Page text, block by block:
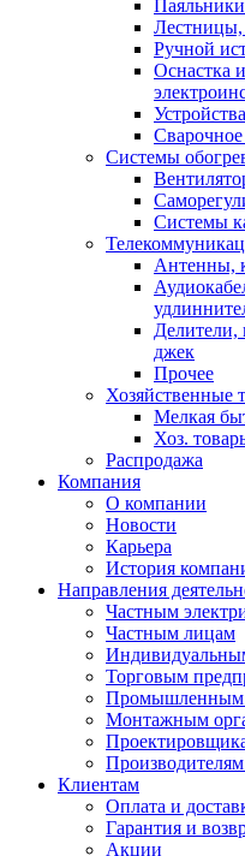
Лестницы,
Ручной
Оснастка
Системы
Системы
Антенны,
Делители,
джек
Прочее
Хозяйственные
Мелкая
Хоз.
Распродажа
Компания
О компании
Новости
Карьера
История
Направления
Частным
Частным лицам
Торговым
Промышленным
Монтажным
Клиентам
Оплата и
Гарантия и
Акции